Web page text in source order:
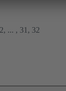
... , 31, 32